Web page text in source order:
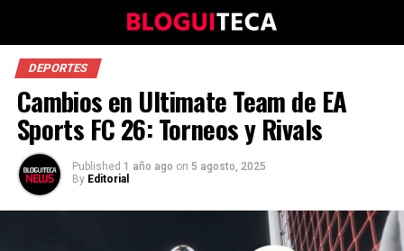
DEPORTES
Cambios en Ultimate Team de EA
Sports FC 26: Torneos y Rivals
Published 1 año ago on 5 agosto, 2025
By Editorial